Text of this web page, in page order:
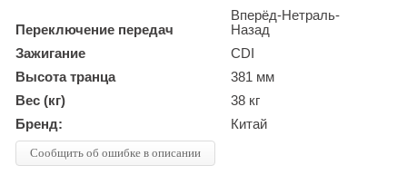
Переключение передач
Вперёд-Нетраль-
Назад
Зажигание
CDI
Высота транца
381 мм
Вес (кг)
38 кг
Бренд:
Китай
Сообщить об ошибке в описании